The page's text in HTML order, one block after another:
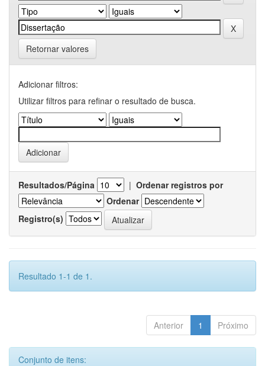
Retornar valores
Adicionar filtros:
Utilizar filtros para refinar o resultado de busca.
Resultados/Página | Ordenar registros por
Ordenar
Registro(s)
Resultado 1-1 de 1.
Anterior 1 Próximo
Conjunto de itens: